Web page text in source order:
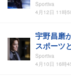
Sportiva
4月12日 11時
宇野昌磨
スポーツ
Sportiva
4月10日 16時